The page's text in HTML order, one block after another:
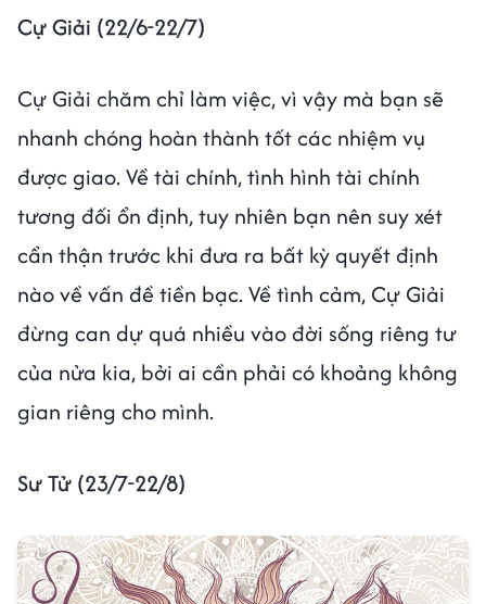
Cự Giải (22/6-22/7)
Cự Giải chăm chỉ làm việc, vì vậy mà bạn sẽ
nhanh chóng hoàn thành tốt các nhiệm vụ
được giao. Về tài chính, tình hình tài chính
tương đối ổn định, tuy nhiên bạn nên suy xét
cẩn thận trước khi đưa ra bất kỳ quyết định
nào về vấn đề tiền bạc. Về tình cảm, Cự Giải
đừng can dự quá nhiều vào đời sống riêng tư
của nửa kia, bởi ai cần phải có khoảng không
gian riêng cho mình.
Sư Tử (23/7-22/8)